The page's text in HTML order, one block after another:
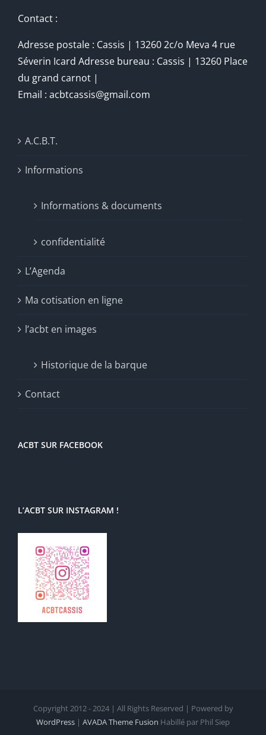
Contact :
Adresse postale : Cassis | 13260 2c/o Meva 4 rue
Séverin Icard Adresse bureau : Cassis | 13260 Place
du grand carnot |
Email : acbtcassis@gmail.com
A.C.B.T.
Informations
Informations & documents
confidentialité
L’Agenda
Ma cotisation en ligne
l’acbt en images
Historique de la barque
Contact
ACBT SUR FACEBOOK
L’ACBT SUR INSTAGRAM !
Copyright 2012 - 2024 | All Rights Reserved | Powered by
WordPress | AVADA Theme Fusion Habillé par Phil Siep